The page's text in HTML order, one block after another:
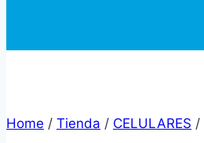
Home / Tienda / CELULARES /